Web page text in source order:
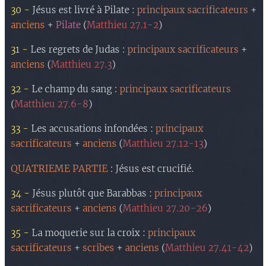
30 - Jésus est livré à Pilate : principaux sacrificateurs +
anciens + Pilate (Matthieu 27.1-2)
31 - Les regrets de Judas : principaux sacrificateurs +
anciens (Matthieu 27.3)
32 - Le champ du sang : principaux sacrificateurs
(Matthieu 27.6-8)
33 - Les accusations infondées : principaux
sacrificateurs + anciens (Matthieu 27.12-13)
QUATRIEME PARTIE : Jésus est crucifié.
34 - Jésus plutôt que Barabbas : principaux
sacrificateurs + anciens (Matthieu 27.20-26)
35 - La moquerie sur la croix : principaux
sacrificateurs + scribes + anciens (Matthieu 27.41-42)